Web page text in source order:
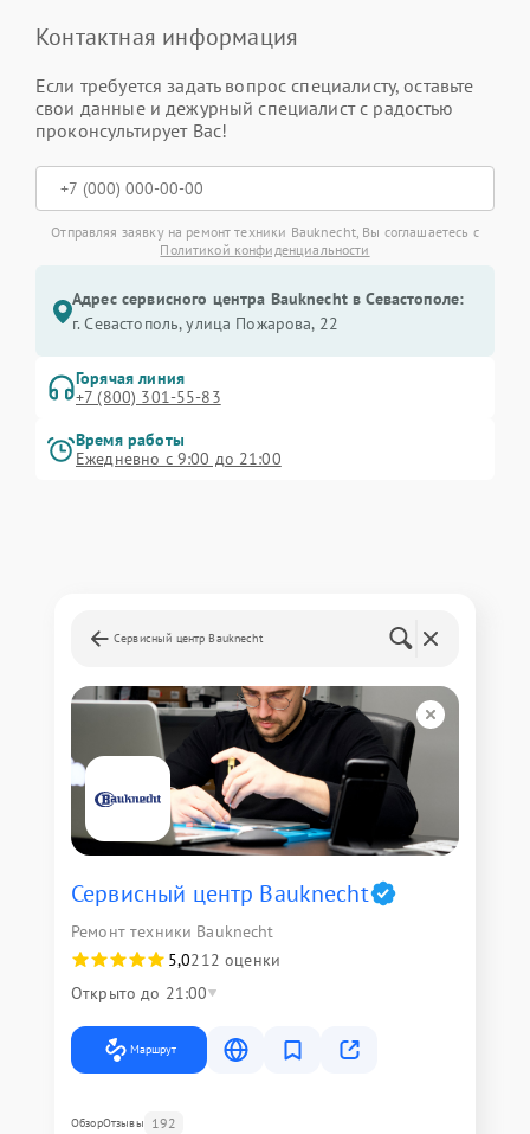
Контактная информация
Если требуется задать вопрос специалисту, оставьте
свои данные и дежурный специалист с радостью
проконсультирует Вас!
Отправляя заявку на ремонт техники Bauknecht, Вы соглашаетесь с
Политикой конфиденциальности
Адрес сервисного центра Bauknecht в Севастополе:
г. Севастополь, улица Пожарова, 22
Горячая линия
+7 (800) 301-55-83
Время работы
Ежедневно с 9:00 до 21:00
Сервисный центр Bauknecht
Сервисный центр Bauknecht
Ремонт техники Bauknecht
5,0212 оценки
Открыто до 21:00
Маршрут
ОбзорОтзывы 192